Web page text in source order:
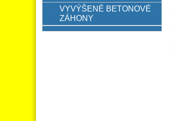
VYVÝŠENÉ BETONOVÉ
ZÁHONY